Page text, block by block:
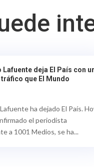
Lafuente deja El País con
tráfico que El Mundo
ha dejado El País.
el periodista
a 1001 Medios, se ha...